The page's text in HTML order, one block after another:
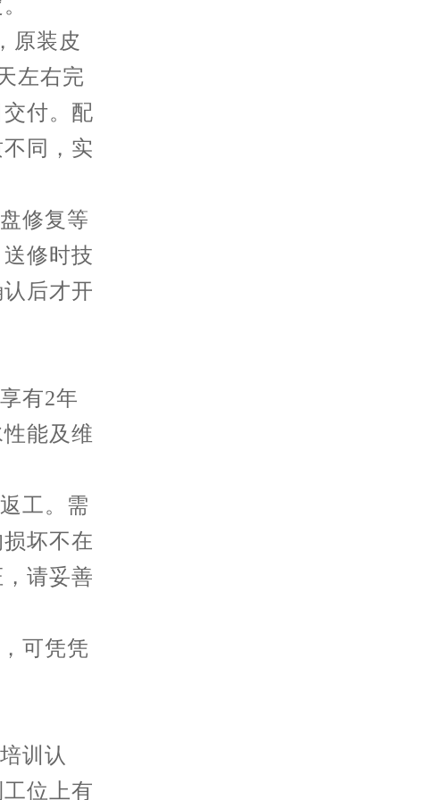
原装皮
左右完
付。配
同，实
修复等
修时技
后才开
有2年
能及维
工。需
坏不在
请妥善
可凭凭
训认
位上有